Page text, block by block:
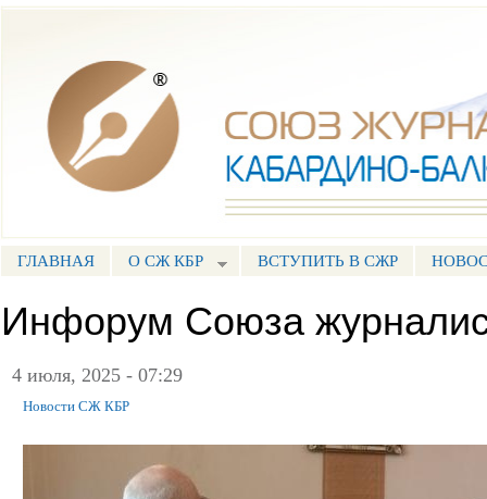
ГЛАВНОЕ МЕНЮ
ГЛАВНАЯ О СЖ КБР ВСТУПИТЬ В СЖР
Инфорум Союза
4 июля, 2025 - 07:29
Новости СЖ КБР